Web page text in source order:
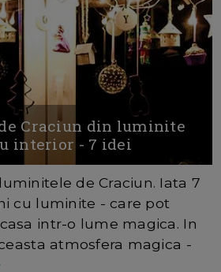
Craciun din luminite
interior - 7 idei
de Craciun. Iata 7
cu luminite - care pot
intr-o lume magica. In
atmosfera magica -